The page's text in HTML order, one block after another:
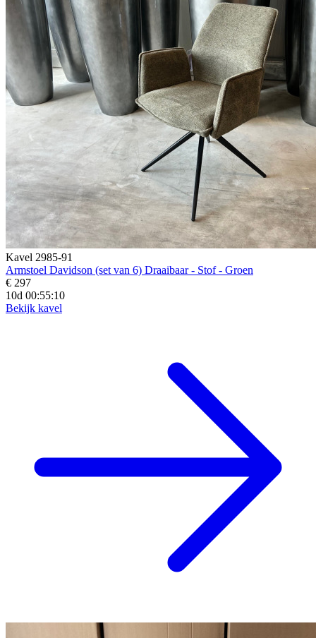
Kavel 2985-91
Armstoel Davidson (set van 6) Draaibaar - Stof - Groen
€ 297
10d 00:55:08
Bekijk kavel